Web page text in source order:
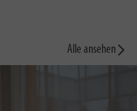
Alle ansehen